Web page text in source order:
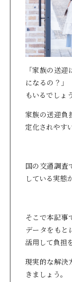
「家族の送
になるの？」
もいるでしょう
家族の送迎負
定化されやす
国の交通調査
している実態
そこで本記事
データをもと
活用して負担
現実的な解決
きましょう。